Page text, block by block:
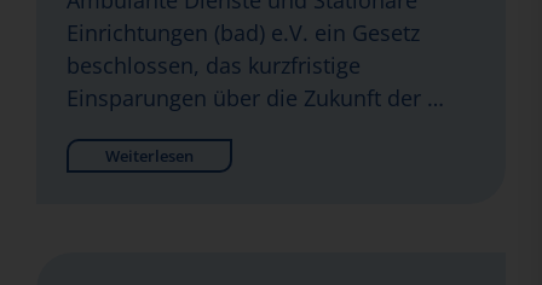
Einrichtungen (bad) e.V. ein Gesetz
beschlossen, das kurzfristige
Einsparungen über die Zukunft der …
Weiterlesen